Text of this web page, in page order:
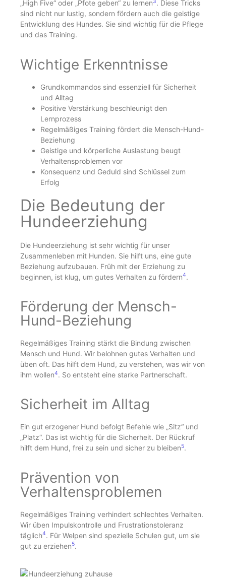
„High Five“ oder „Pfote geben“ zu lernen . Diese Tricks
sind nicht nur lustig, sondern fördern auch die geistige
Entwicklung des Hundes. Sie sind wichtig für die Pflege
und das Training.
Wichtige Erkenntnisse
Grundkommandos sind essenziell für Sicherheit
und Alltag
Positive Verstärkung beschleunigt den
Lernprozess
Regelmäßiges Training fördert die Mensch-Hund-
Beziehung
Geistige und körperliche Auslastung beugt
Verhaltensproblemen vor
Konsequenz und Geduld sind Schlüssel zum
Erfolg
Die Bedeutung der
Hundeerziehung
Die Hundeerziehung ist sehr wichtig für unser
Zusammenleben mit Hunden. Sie hilft uns, eine gute
Beziehung aufzubauen. Früh mit der Erziehung zu
beginnen, ist klug, um gutes Verhalten zu fördern4.
Förderung der Mensch-
Hund-Beziehung
Regelmäßiges Training stärkt die Bindung zwischen
Mensch und Hund. Wir belohnen gutes Verhalten und
üben oft. Das hilft dem Hund, zu verstehen, was wir von
ihm wollen4. So entsteht eine starke Partnerschaft.
Sicherheit im Alltag
Ein gut erzogener Hund befolgt Befehle wie „Sitz“ und
„Platz“. Das ist wichtig für die Sicherheit. Der Rückruf
hilft dem Hund, frei zu sein und sicher zu bleiben5.
Prävention von
Verhaltensproblemen
Regelmäßiges Training verhindert schlechtes Verhalten.
Wir üben Impulskontrolle und Frustrationstoleranz
täglich4. Für Welpen sind spezielle Schulen gut, um sie
gut zu erziehen5.